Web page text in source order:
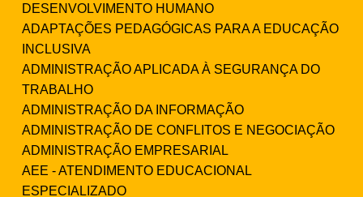
DESENVOLVIMENTO HUMANO
ADAPTAÇÕES PEDAGÓGICAS PARA A EDUCAÇÃO
INCLUSIVA
ADMINISTRAÇÃO APLICADA À SEGURANÇA DO
TRABALHO
ADMINISTRAÇÃO DA INFORMAÇÃO
ADMINISTRAÇÃO DE CONFLITOS E NEGOCIAÇÃO
ADMINISTRAÇÃO EMPRESARIAL
AEE - ATENDIMENTO EDUCACIONAL
ESPECIALIZADO